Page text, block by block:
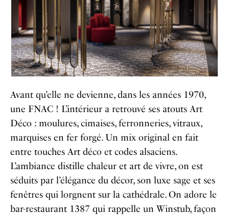
Avant qu’elle ne devienne, dans les années 1970,
une FNAC ! L’intérieur a retrouvé ses atouts Art
Déco : moulures, cimaises, ferronneries, vitraux,
marquises en fer forgé. Un mix original en fait
entre touches Art déco et codes alsaciens.
L’ambiance distille chaleur et art de vivre, on est
séduits par l’élégance du décor, son luxe sage et ses
fenêtres qui lorgnent sur la cathédrale. On adore le
bar-restaurant 1387 qui rappelle un Winstub, façon